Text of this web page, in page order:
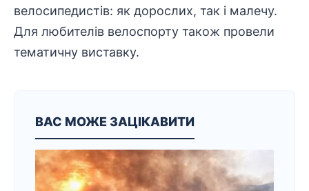
велосипедистів: як дорослих, так і малечу.
Для любителів велоспорту також провели
тематичну виставку.
ВАС МОЖЕ ЗАЦІКАВИТИ